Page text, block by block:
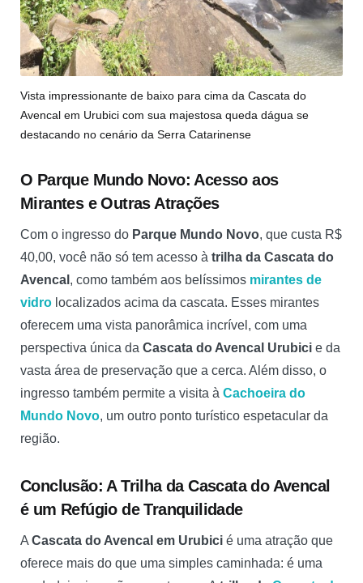
Vista impressionante de baixo para cima da Cascata do
Avencal em Urubici com sua majestosa queda dágua se
destacando no cenário da Serra Catarinense
O Parque Mundo Novo: Acesso aos
Mirantes e Outras Atrações
Com o ingresso do Parque Mundo Novo, que custa R$
40,00, você não só tem acesso à trilha da Cascata do
Avencal , como também aos belíssimos mirantes de
vidro localizados acima da cascata. Esses mirantes
oferecem uma vista panorâmica incrível, com uma
perspectiva única da Cascata do Avencal Urubici e da
vasta área de preservação que a cerca. Além disso, o
ingresso também permite a visita à Cachoeira do
Mundo Novo, um outro ponto turístico espetacular da
região.
Conclusão: A Trilha da Cascata do Avencal
é um Refúgio de Tranquilidade
A Cascata do Avencal em Urubici é uma atração que
oferece mais do que uma simples caminhada: é uma